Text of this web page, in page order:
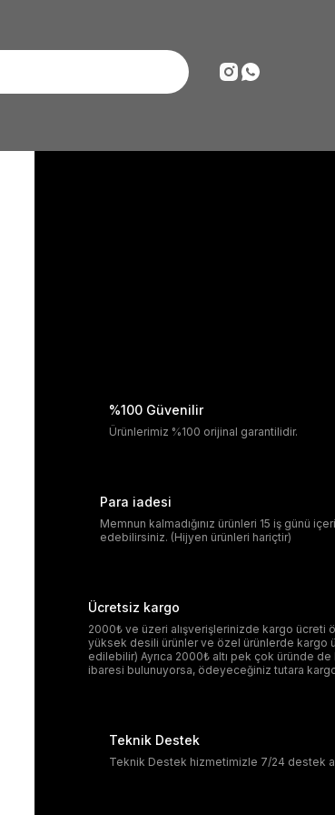
%100 Güvenilir
Ürünlerimiz %100 orijinal garantilidir.
Para iadesi
Memnun kalmadığınız ürünleri 15 iş günü
edebilirsiniz. (Hijyen ürünleri hariçtir)
Ücretsiz kargo
2000₺ ve üzeri alışverişlerinizde kargo ücreti
yüksek desili ürünler ve özel ürünlerde kargo
edilebilir) Ayrıca 2000₺ altı pek çok üründe
ibaresi bulunuyorsa, ödeyeceğiniz tutara
Teknik Destek
Teknik Destek hizmetimizle 7/24 destek